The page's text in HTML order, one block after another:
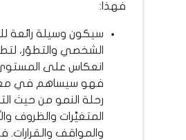
فهذا:
سيكون وسيلة رائعة
الشخصي والتطوّر،
انعكاس على
فهو سيساهم في
رحلة النمو من حيث
المتغيِّرات والظروف
والمواقف والقرارات.